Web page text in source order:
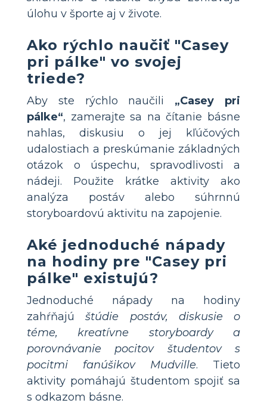
úlohu v športe aj v živote.
Ako rýchlo naučiť "Casey
pri pálke" vo svojej
triede?
Aby ste rýchlo naučili „Casey pri
pálke“, zamerajte sa na čítanie básne
nahlas, diskusiu o jej kľúčových
udalostiach a preskúmanie základných
otázok o úspechu, spravodlivosti a
nádeji. Použite krátke aktivity ako
analýza postáv alebo súhrnnú
storyboardovú aktivitu na zapojenie.
Aké jednoduché nápady
na hodiny pre "Casey pri
pálke" existujú?
Jednoduché nápady na hodiny
zahŕňajúštúdie postáv, diskusie o
téme, kreatívne storyboardy a
porovnávanie pocitov študentov s
pocitmi fanúšikov Mudville. Tieto
aktivity pomáhajú študentom spojiť sa
s odkazom básne.